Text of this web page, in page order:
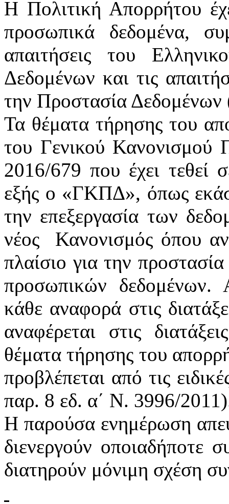
Η Πολιτική Απορρήτου
προσωπικά δεδομένα,
απαιτήσεις του
Δεδομένων και τις
την Προστασία
Τα θέματα τήρησης του
του Γενικού
2016/679 που έχει τεθεί
εξής ο «ΓΚΠΔ», όπως
την επεξεργασία των
νέος
Κανονισμός όπου
πλαίσιο για την
προσωπικών
κάθε αναφορά στις
αναφέρεται στις
θέματα τήρησης του
προβλέπεται από τις
παρ. 8 εδ. α΄ Ν. 3996/
Η παρούσα ενημέρωση
διενεργούν
διατηρούν μόνιμη σχέση